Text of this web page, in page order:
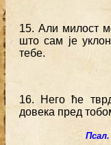
15. Али милост
што сам је
тебе.
16. Него ће
довека пред
Псал.